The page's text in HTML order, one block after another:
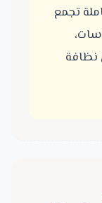
تجمع
نظافة